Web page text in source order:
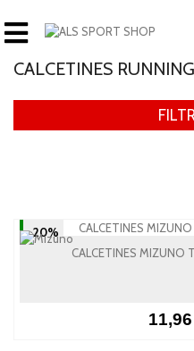
CALCETINES RUNNING
-20%
CALCETINES MIZUNO